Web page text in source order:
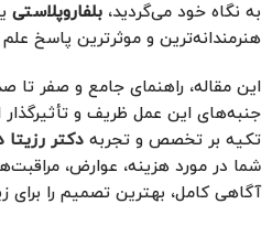
به نگاه خود می‌گردید، بلفاروپلاستی
هنرمندانه‌ترین و موثرترین پاسخ
این مقاله، راهنمای جامع و صفر تا
جنبه‌های این عمل ظریف و تأثیرگذار
تکیه بر تخصص و تجربه دکتر رزیتا
شما در مورد هزینه، عوارض،
آگاهی کامل، بهترین تصمیم را برای